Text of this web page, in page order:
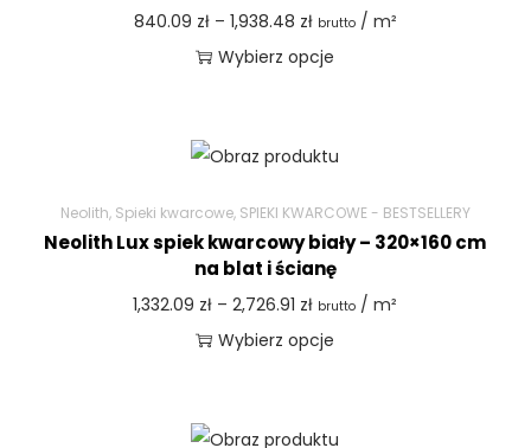
840.09 zł – 1,938.48 zł brutto/ m²
Wybierz opcje
Neolith, Spieki kwarcowe, SPIEKI KWARCOWE - BESTSELLERY
Neolith Lux spiek kwarcowy biały – 320×160 cm
na blat i ścianę
1,332.09 zł – 2,726.91 zł brutto / m²
Wybierz opcje